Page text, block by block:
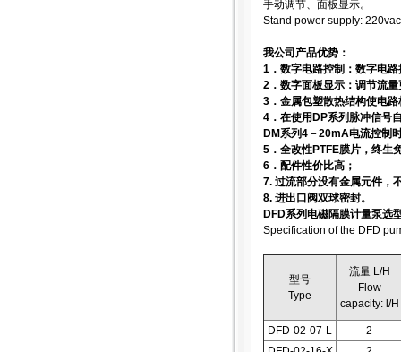
手动调节、面板显示。
Stand power supply:
我公司产品优势：
1．数字电路控制：数字电
2．数字面板显示：调节流
3．金属包塑散热结构使电
4．在使用DP系列脉冲信号
DM系列4－20mA电流控制
5．全改性PTFE膜片，终生
6．配件性价比高；
7. 过流部分没有金属元件，
8. 进出口阀双球密封。
DFD系列电磁隔膜计量泵选
Specification of the DFD
型号
Type
流量 L/H
Flow
capacity: l/H
DFD-02-07-L
2